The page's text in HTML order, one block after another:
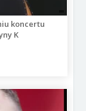
koncertu
K